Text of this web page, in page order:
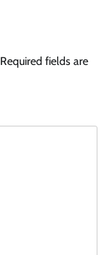
Required fields are